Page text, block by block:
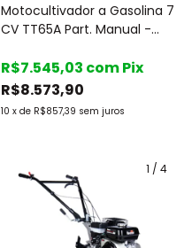
Motocultivador a Gasolina 7
CV TT65A Part. Manual -
R$8.573,90
10 x de R$857,39 sem juros
R$7.545,03 comPix
1 / 4